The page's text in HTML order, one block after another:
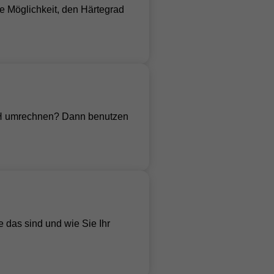
Möglichkeit, den Härtegrad
umrechnen? Dann benutzen
das sind und wie Sie Ihr